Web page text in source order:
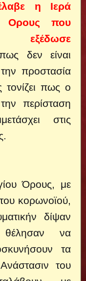
η Ιερά
Ορους που
εξέδωσε
δεν είναι
προστασία
πως ο
περίσταση
στις
.
Όρους, με
κορωνοϊού,
δίψαν
να
τα
του